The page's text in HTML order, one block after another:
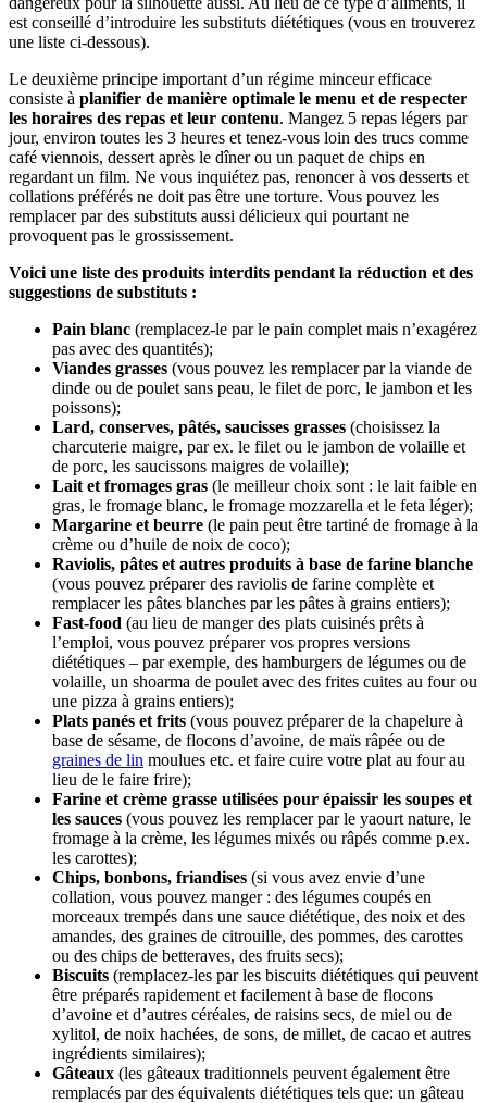
est conseillé d’introduire les substituts diététiques (vous en trouverez
une liste ci-dessous).
Le deuxième principe important d’un régime minceur efficace
consiste à planifier de manière optimale le menu et de respecter
les horaires des repas et leur contenu. Mangez 5 repas légers par
jour, environ toutes les 3 heures et tenez-vous loin des trucs comme
café viennois, dessert après le dîner ou un paquet de chips en
regardant un film. Ne vous inquiétez pas, renoncer à vos desserts et
collations préférés ne doit pas être une torture. Vous pouvez les
remplacer par des substituts aussi délicieux qui pourtant ne
provoquent pas le grossissement.
Voici une liste des produits interdits pendant la réduction et des
suggestions de substituts :
Pain blanc (remplacez-le par le pain complet mais n’exagérez
pas avec des quantités);
Viandes grasses (vous pouvez les remplacer par la viande de
dinde ou de poulet sans peau, le filet de porc, le jambon et les
poissons);
Lard, conserves, pâtés, saucisses grasses (choisissez la
charcuterie maigre, par ex. le filet ou le jambon de volaille et
de porc, les saucissons maigres de volaille);
Lait et fromages gras (le meilleur choix sont : le lait faible en
gras, le fromage blanc, le fromage mozzarella et le feta léger);
Margarine et beurre (le pain peut être tartiné de fromage à la
crème ou d’huile de noix de coco);
Raviolis, pâtes et autres produits à base de farine blanche
(vous pouvez préparer des raviolis de farine complète et
remplacer les pâtes blanches par les pâtes à grains entiers);
Fast-food (au lieu de manger des plats cuisinés prêts à
l’emploi, vous pouvez préparer vos propres versions
diététiques – par exemple, des hamburgers de légumes ou de
volaille, un shoarma de poulet avec des frites cuites au four ou
une pizza à grains entiers);
Plats panés et frits (vous pouvez préparer de la chapelure à
base de sésame, de flocons d’avoine, de maïs râpée ou de
graines de lin moulues etc. et faire cuire votre plat au four au
lieu de le faire frire);
Farine et crème grasse utilisées pour épaissir les soupes et
les sauces (vous pouvez les remplacer par le yaourt nature, le
fromage à la crème, les légumes mixés ou râpés comme p.ex.
les carottes);
Chips, bonbons, friandises (si vous avez envie d’une
collation, vous pouvez manger : des légumes coupés en
morceaux trempés dans une sauce diététique, des noix et des
amandes, des graines de citrouille, des pommes, des carottes
ou des chips de betteraves, des fruits secs);
Biscuits (remplacez-les par les biscuits diététiques qui peuvent
être préparés rapidement et facilement à base de flocons
d’avoine et d’autres céréales, de raisins secs, de miel ou de
xylitol, de noix hachées, de sons, de millet, de cacao et autres
ingrédients similaires);
Gâteaux (les gâteaux traditionnels peuvent également être
remplacés par des équivalents diététiques tels que: un gâteau